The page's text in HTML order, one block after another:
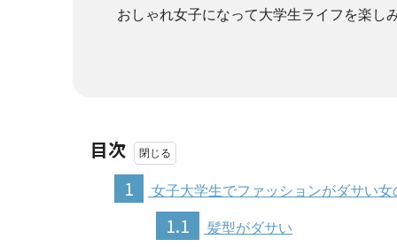
おしゃれ女子になって大学生ライフを楽し
目次
1
女子大学生でファッションがダサい女
1.1 髪型がダサい